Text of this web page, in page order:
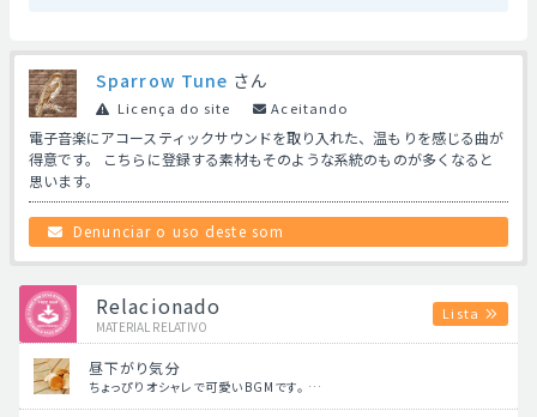
Sparrow Tune さん
Licença do site Aceitando
電子音楽にアコースティックサウンドを取り入れた、温もりを感じる曲が
得意です。 こちらに登録する素材もそのような系統のものが多くなると
思います。
Denunciar o uso deste som
Relacionado
MATERIAL RELATIVO
Lista
昼下がり気分
ちょっぴりオシャレで可愛いBGMです。 …